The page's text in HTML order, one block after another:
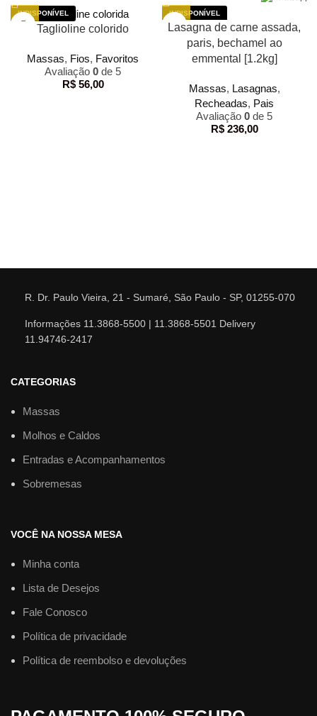
Taglioline colorido
Massas, Fios, Favoritos
Avaliação 0 de 5
R$56,00
Lasagna de carne assada,
paris, bechamel ao
emmental [1.2kg]
Massas, Lasagnas,
Recheadas, Pais
Avaliação 0 de 5
R$236,00
R. Dr. Paulo Vieira, 21 - Sumaré, São Paulo - SP, 01255-070
Informações 11.3868-5500 | 11.3868-5501 Delivery
11.94746-2417
CATEGORIAS
Massas
Molhos e Caldos
Entradas e Acompanhamentos
Sobremesas
VOCÊ NA NOSSA MESA
Minha conta
Lista de Desejos
Fale Conosco
Política de privacidade
Política de reembolso e devoluções